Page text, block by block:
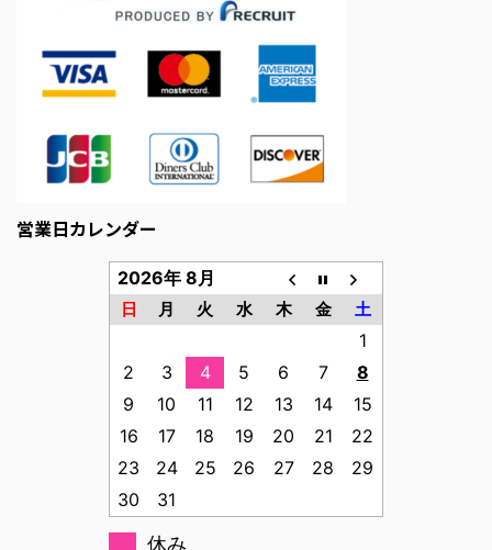
営業日カレンダー
2026年 8月
日 月 火 水 木 金 土
1
2
3 4 5 6 7
8
9
10 11 12 13 14
15
16
17 18 19 20 21
22
23
24 25 26 27 28
29
30
31
休み